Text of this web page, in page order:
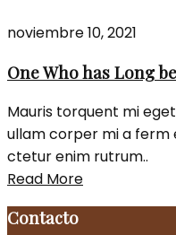
noviembre 10, 2021
One Who has Long
Mauris torquent mi
ullam corper mi a ferm
ctetur enim rutrum..
Read More
Contacto